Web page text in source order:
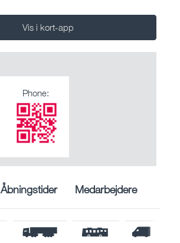
Vis i kort-app
Phone:
Åbningstider Medarbejdere